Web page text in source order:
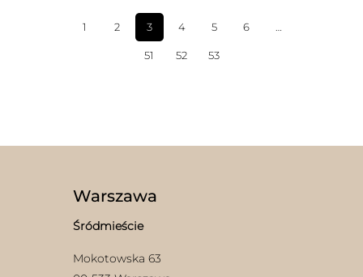
1 2 3 4 5 6 …
51 52 53
Warszawa
Śródmieście
Mokotowska 63